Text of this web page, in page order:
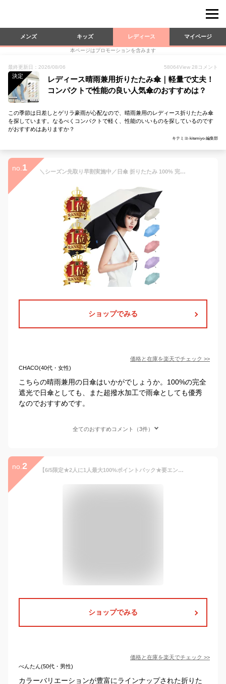
メンズ キッズ レディース マイページ
本ページはプロモーションを含みます
最終更新日：2026/08/06 58064View 28 コメント
決定
レディース晴雨兼用折りたたみ傘｜軽量で丈夫！
コンパクトで性能の良い人気傘のおすすめは？
この季節は日差しとゲリラ豪雨が心配なので、晴雨兼用のレディース折りたたみ傘
を探しています。なるべくコンパクトで軽く、性能のいいものを探しているのです
がおすすめはありますか？
キテミヨ-kitemiyo-編集部
no. 1 ＼シーズン先取り早割実施中／日傘 折りたたみ 100% 完全遮光 遮光1級 UVカット 片手でパッ! 開くのも閉じるのもワンタッチ♪ 自動開閉 コンパクト 超撥水 レディース 晴雨兼用 折り畳み 傘カバー付属 アームカバー ギフト
ショップでみる
価格と在庫を楽天でチェック >>
CHACO(40代・女性)
こちらの晴雨兼用の日傘はいかがでしょうか。100%の完全
遮光で日傘としても、また超撥水加工で雨傘としても優秀
なのでおすすめです。
全てのおすすめコメント（3件）
no. 2 【6/5限定★2人に1人最大100%ポイントバック★要エントリー】オンライン限定《おすすめアイテム★送料無料》ギフト対象【Wpc.公式】折りたたみ日傘 オールウェザーパラソル【完全遮光100％ 完全UVカット率100％生地 晴雨兼用 レディース 遮熱】 父の日 0617 1000円オフ
ショップでみる
価格と在庫を楽天でチェック >>
べんたん(50代・男性)
カラーバリエーションが豊富にラインナップされた折りた